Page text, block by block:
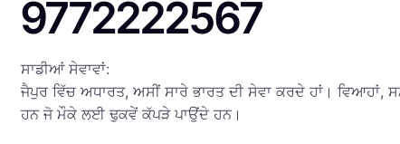
9772222567
ਸਾਡੀਆਂ ਸੇਵਾਵਾਂ:
ਜੈਪੁਰ ਵਿੱਚ ਅਧਾਰਤ, ਅਸੀਂ ਸਾਰੇ ਭਾਰਤ ਦੀ ਸੇਵਾ ਕਰਦੇ ਹਾਂ। ਵਿਆਹਾਂ,
ਹਨ ਜੋ ਮੌਕੇ ਲਈ ਢੁਕਵੇਂ ਕੱਪੜੇ ਪਾਉਂਦੇ ਹਨ।